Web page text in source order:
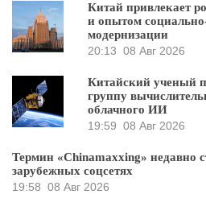
Китай привлекает
и опытом
модернизации
20:13 08 Авг 2026
Китайский ученый
группу
облачного ИИ
19:59 08 Авг 2026
Термин «Chinamaxxing» недавно
зарубежных соцсетях
19:58 08 Авг 2026